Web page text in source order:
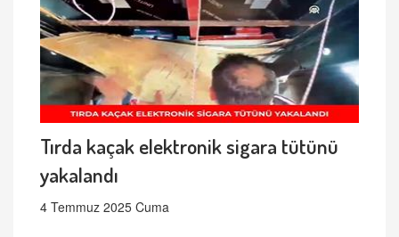
Tırda kaçak elektronik sigara tütünü
yakalandı
4 Temmuz 2025 Cuma